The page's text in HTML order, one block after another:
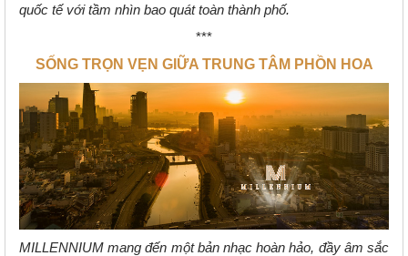
quốc tế với tầm nhìn bao quát toàn thành phố.
***
SỐNG TRỌN VẸN GIỮA TRUNG TÂM PHỒN HOA
MILLENNIUM mang đến một bản nhạc hoàn hảo, đầy âm sắc